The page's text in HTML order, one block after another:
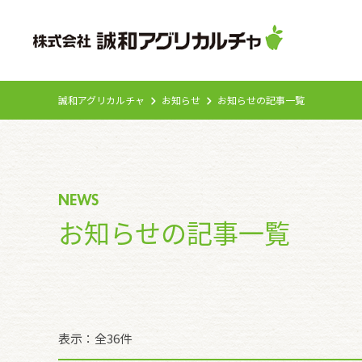
誠和アグリカルチャ お知らせ お知らせの記事一覧
NEWS
お知らせの記事一覧
表示：全36件